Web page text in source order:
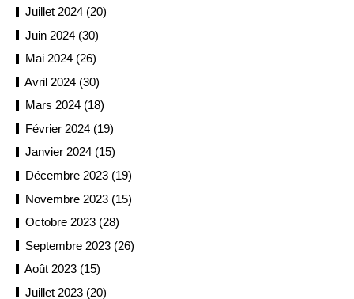
Juillet 2024 (20)
Juin 2024 (30)
Mai 2024 (26)
Avril 2024 (30)
Mars 2024 (18)
Février 2024 (19)
Janvier 2024 (15)
Décembre 2023 (19)
Novembre 2023 (15)
Octobre 2023 (28)
Septembre 2023 (26)
Août 2023 (15)
Juillet 2023 (20)